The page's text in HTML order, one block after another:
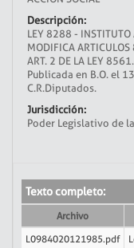
Descripción:
LEY 8288 - INSTITUTO
MODIFICA
ART. 2 DE LA LEY
Publicada en B.O. el
C.R.Diputados.
Jurisdicción:
Poder Legislativo de
Texto completo:
Archivo
L0984020121985.pdf